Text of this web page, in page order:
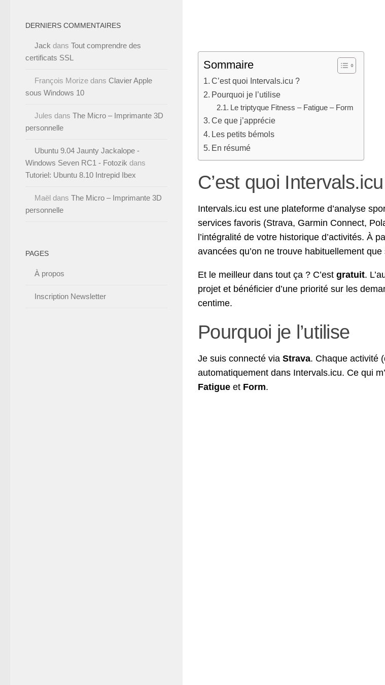
Sommaire
C’est quoi Intervals.icu ?
Pourquoi je l’utilise
Le triptyque Fitness – Fatigue – Form
Ce que j’apprécie
Les petits bémols
En résumé
C’est quoi
Intervals.icu est une plateforme d’analyse
services favoris (Strava, Garmin Connect,
l’intégralité de votre historique d’activités. À
avancées qu’on ne trouve habituellement
Et le meilleur dans tout ça ? C’est gratuit.
projet et bénéficier d’une priorité sur les
centime.
Pourquoi je l’utilise
Je suis connecté via Strava. Chaque activité
automatiquement dans Intervals.icu. Ce qui
Fatigue et Form.
DERNIERS COMMENTAIRES
Jack dans Tout comprendre des
certificats SSL
François Morize dans Clavier Apple
sous Windows 10
Jules dans The Micro – Imprimante 3D
personnelle
Ubuntu 9.04 Jaunty Jackalope -
Windows Seven RC1 - Fotozik dans
Tutoriel: Ubuntu 8.10 Intrepid Ibex
Maël dans The Micro – Imprimante 3D
personnelle
PAGES
À propos
Inscription Newsletter